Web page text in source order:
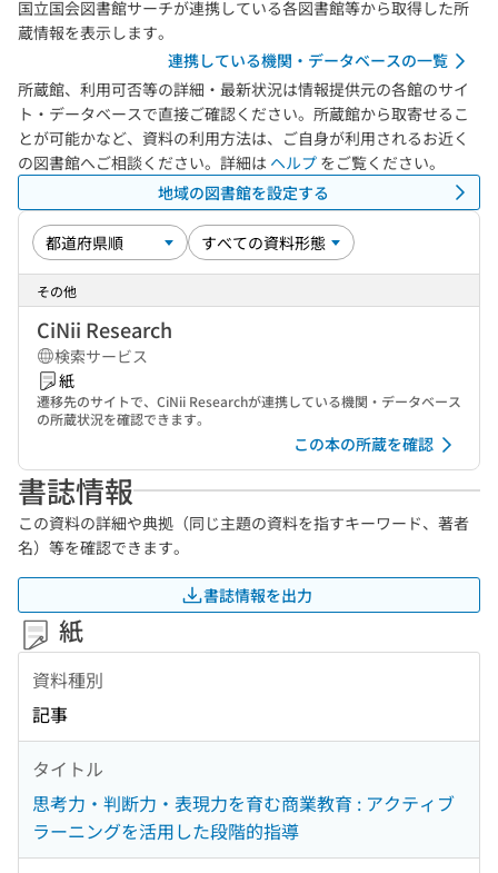
国立国会図書館サーチが連携している各図書館等から取得した所
蔵情報を表示します。
連携している機関・データベースの一覧
所蔵館、利用可否等の詳細・最新状況は情報提供元の各館のサイ
ト・データベースで直接ご確認ください。所蔵館から取寄せるこ
とが可能かなど、資料の利用方法は、ご自身が利用されるお近く
の図書館へご相談ください。詳細は ヘルプ をご覧ください。
地域の図書館を設定する
その他
CiNii Research
検索サービス
紙
遷移先のサイトで、CiNii Researchが連携している機関・データベース
の所蔵状況を確認できます。
この本の所蔵を確認
書誌情報
この資料の詳細や典拠（同じ主題の資料を指すキーワード、著者
名）等を確認できます。
書誌情報を出力
紙
資料種別
記事
タイトル
思考力・判断力・表現力を育む商業教育 : アクティブ
ラーニングを活用した段階的指導